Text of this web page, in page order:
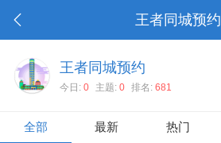
王者同城预约
王者同城预约
今日: 0 主题: 0 排名: 681
全部 最新 热门